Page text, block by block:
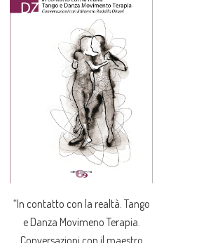
“In contatto con la realtà. Tango
e Danza Movimeno Terapia.
Conversazioni con il maestro